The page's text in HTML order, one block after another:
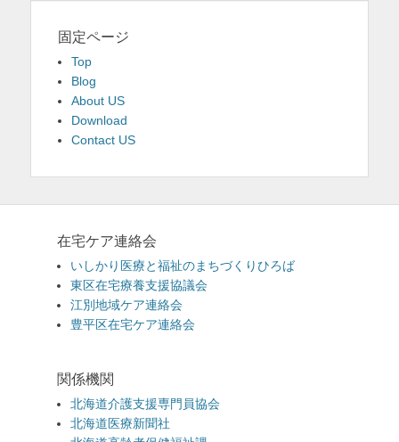
固定ページ
Top
Blog
About US
Download
Contact US
在宅ケア連絡会
いしかり医療と福祉のまちづくりひろば
東区在宅療養支援協議会
江別地域ケア連絡会
豊平区在宅ケア連絡会
関係機関
北海道介護支援専門員協会
北海道医療新聞社